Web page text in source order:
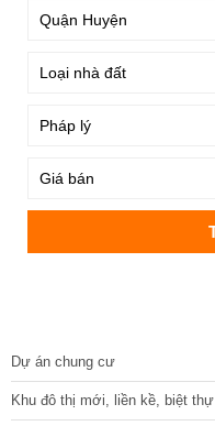
Dự án chung cư
Khu đô thị mới, liền kề, biệt thự